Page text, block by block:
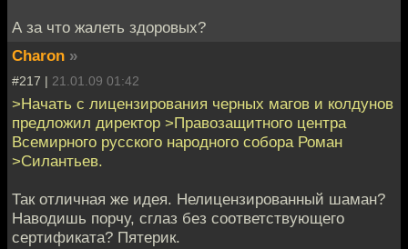
А за что жалеть здоровых?
Charon »
#217 | 21.01.09 01:42
>Начать с лицензирования черных магов и колдунов
предложил директор >Правозащитного центра
Всемирного русского народного собора Роман
>Силантьев.
Так отличная же идея. Нелицензированный шаман?
Наводишь порчу, сглаз без соответствующего
сертификата? Пятерик.